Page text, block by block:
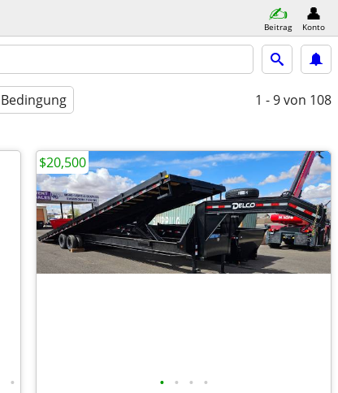
Beitrag Konto
Bedingung 1 - 9von 108
• • • • •
$20,500